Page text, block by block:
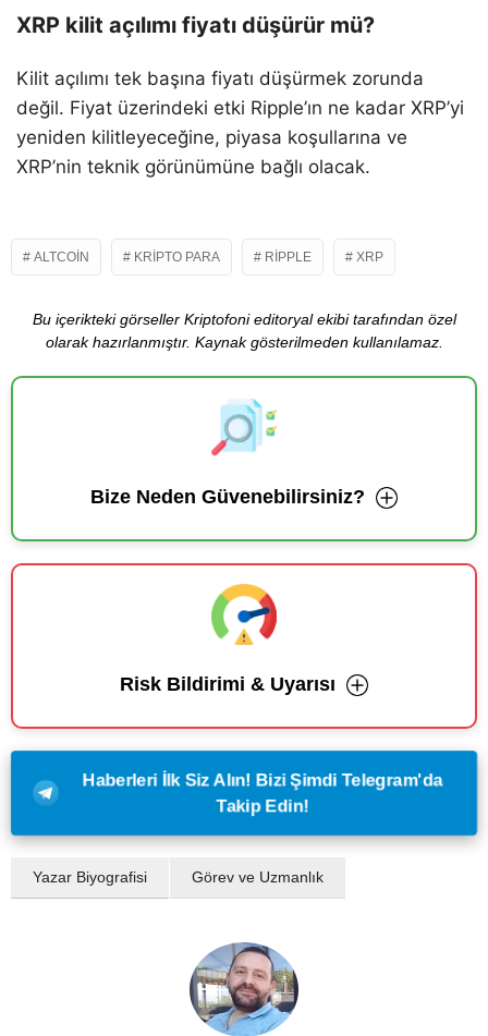
XRP kilit açılımı fiyatı düşürür mü?
Kilit açılımı tek başına fiyatı düşürmek zorunda
değil. Fiyat üzerindeki etki Ripple’ın ne kadar XRP’yi
yeniden kilitleyeceğine, piyasa koşullarına ve
XRP’nin teknik görünümüne bağlı olacak.
ALTCOIN KRIPTO PARA RIPPLE XRP
Bu içerikteki görseller Kriptofoni editoryal ekibi tarafından özel
olarak hazırlanmıştır. Kaynak gösterilmeden kullanılamaz.
Bize Neden Güvenebilirsiniz?
Risk Bildirimi & Uyarısı
Haberleri İlk Siz Alın! Bizi Şimdi Telegram'da
Takip Edin!
Yazar Biyografisi Görev ve Uzmanlık